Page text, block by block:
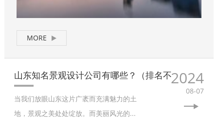
MORE
山东知名景观设计公司有哪些？（排名不2024
08-07
当我们放眼山东这片广袤而充满魅力的土
地，景观之美处处绽放。而美丽风光的...